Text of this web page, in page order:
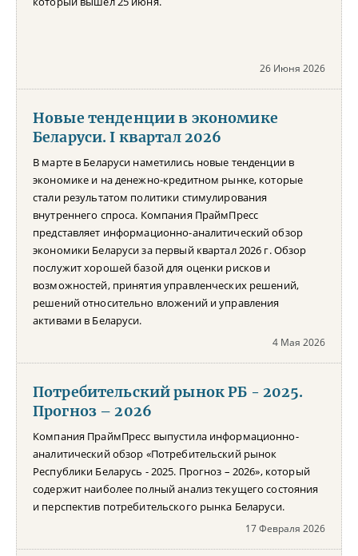
26 Июня 2026
Новые тенденции в экономике
Беларуси. I квартал 2026
В марте в Беларуси наметились новые тенденции в
экономике и на денежно-кредитном рынке, которые
стали результатом политики стимулирования
внутреннего спроса. Компания ПраймПресс
представляет информационно-аналитический обзор
экономики Беларуси за первый квартал 2026 г. Обзор
послужит хорошей базой для оценки рисков и
возможностей, принятия управленческих решений,
решений относительно вложений и управления
активами в Беларуси.
4 Мая 2026
Потребительский рынок РБ - 2025.
Прогноз – 2026
Компания ПраймПресс выпустила информационно-
аналитический обзор «Потребительский рынок
Республики Беларусь - 2025. Прогноз – 2026», который
содержит наиболее полный анализ текущего состояния
и перспектив потребительского рынка Беларуси.
17 Февраля 2026